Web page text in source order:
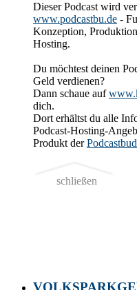
Dieser Podcast wird
www.podcastbu.de -
Konzeption,
Hosting.
Du möchtest deinen
Geld verdienen?
Dann schaue auf
dich.
Dort erhältst du alle
Podcast-Hosting-
Produkt der
schließen